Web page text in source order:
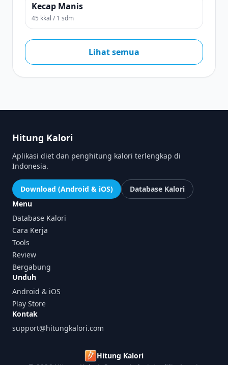
Kecap Manis
45 kkal / 1 sdm
Lihat semua
Hitung Kalori
Aplikasi diet dan penghitung kalori terlengkap di
Indonesia.
Download (Android & iOS)
Database Kalori
Menu
Database Kalori
Cara Kerja
Tools
Review
Bergabung
Unduh
Android & iOS
Play Store
Kontak
support@hitungkalori.com
Hitung Kalori